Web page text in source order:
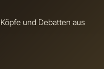
und Debatten aus